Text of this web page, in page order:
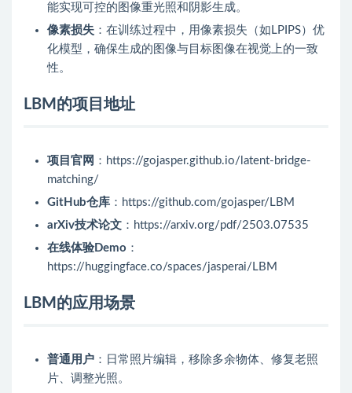
能实现可控的图像重光照和阴影生成。
像素损失 ：在训练过程中，用像素损失（如LPIPS）优
化模型，确保生成的图像与目标图像在视觉上的一致
性。
LBM的项目地址
项目官网 ：https://gojasper.github.io/latent-bridge-
matching/
GitHub仓库 ：https://github.com/gojasper/LBM
arXiv技术论文 ：https://arxiv.org/pdf/2503.07535
在线体验Demo ：
https://huggingface.co/spaces/jasperai/LBM
LBM的应用场景
普通用户 ：日常照片编辑，移除多余物体、修复老照
片、调整光照。